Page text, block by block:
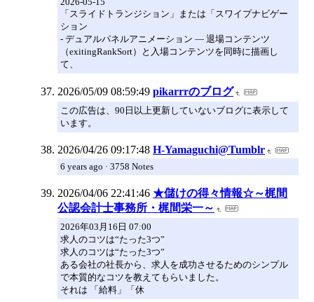
「スライドトランジション」または「スワイプナビゲー
ション
- デュアルパネルアニメーション ― 退場コンテンツ
（exitingRankSort）と入場コンテンツを同時に描画し
て、
2026/05/09 08:59:49 pikarrrのブログ
この広告は、90日以上更新していないブログに表示して
います。
2026/04/26 09:17:48 H-Yamaguchi@Tumblr
6 years ago · 3758 Notes
2026/04/06 22:41:46 ★儲けの得々情報☆～梶間
公認会計士事務所・梶間栄一～
2026年03月16日 07:00
求人のコツは“たった3つ”
求人のコツは“たった3つ”
ある会社の社長から、求人を成功させるためのシンプル
で本質的なコツを教えてもらいました。
それは 「給料」「休